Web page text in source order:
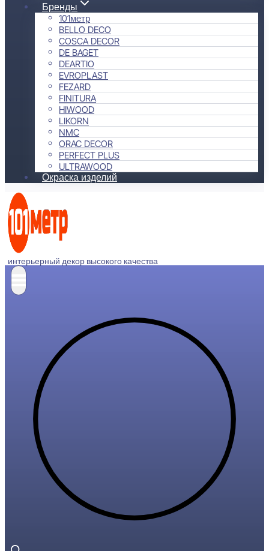
Бренды
101метр
BELLO DECO
COSCA DECOR
DE BAGET
DEARTIO
EVROPLAST
FEZARD
FINITURA
HIWOOD
LIKORN
NMC
ORAC DECOR
PERFECT PLUS
ULTRAWOOD
Окраска изделий
интерьерный декор высокого качества